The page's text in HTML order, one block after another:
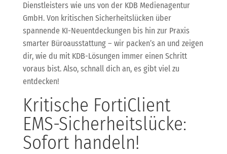
Dienstleisters wie uns von der KDB Medienagentur
GmbH. Von kritischen Sicherheitslücken über
spannende KI-Neuentdeckungen bis hin zur Praxis
smarter Büroausstattung – wir packen’s an und zeigen
dir, wie du mit KDB-Lösungen immer einen Schritt
voraus bist. Also, schnall dich an, es gibt viel zu
entdecken!
Kritische FortiClient
EMS-Sicherheitslücke:
Sofort handeln!